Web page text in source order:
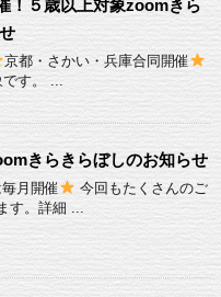
！５歳以上対象zoomきら
京都・さかい・兵庫合同開催
です。 ...
きらきらぼしのお知らせ
月開催
今回もたくさんのご
す。詳細 ...